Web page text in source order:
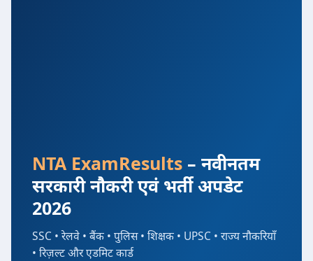
NTA ExamResults – नवीनतम
सरकारी नौकरी एवं भर्ती अपडेट
2026
SSC • रेलवे • बैंक • पुलिस • शिक्षक • UPSC • राज्य नौकरियाँ
• रिज़ल्ट और एडमिट कार्ड